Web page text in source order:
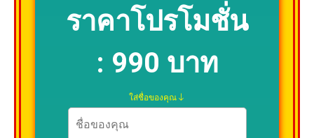
ราคาโปรโมชั่น
: 990 บาท
ใส่ชื่อของคุณ